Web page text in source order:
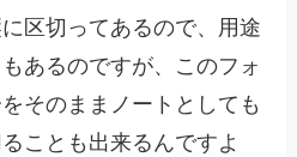
区切ってあるので、用途
あるのですが、このフォ
そのままノートとしても
ことも出来るんですよ